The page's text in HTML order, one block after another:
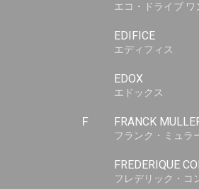
エコ・ドライブ ワ
EDIFICE
エディフィス
EDOX
エドックス
F FRANCK
フランク・ミュラ
FREDERIQUE
フレデリック・コ